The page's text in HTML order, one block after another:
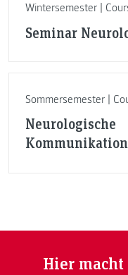
Wintersemester |
Seminar
Sommersemester |
Neurologische
Hier